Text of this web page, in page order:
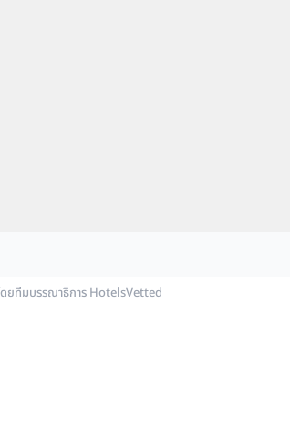
ยทีมบรรณาธิการ HotelsVetted